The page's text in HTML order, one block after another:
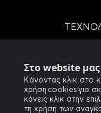
Στο website
Κάνοντας κλικ στο
χρήση cookies για
κάνεις κλικ στην
τη χρήση των